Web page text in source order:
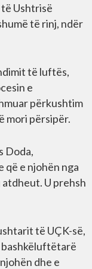
Ushtrisë
të rinj, ndër
të luftës,
e
përkushtim
mori përsipër.
Doda,
e njohën nga
U prehsh
të UÇK-së,
bashkëluftëtarë
dhe e